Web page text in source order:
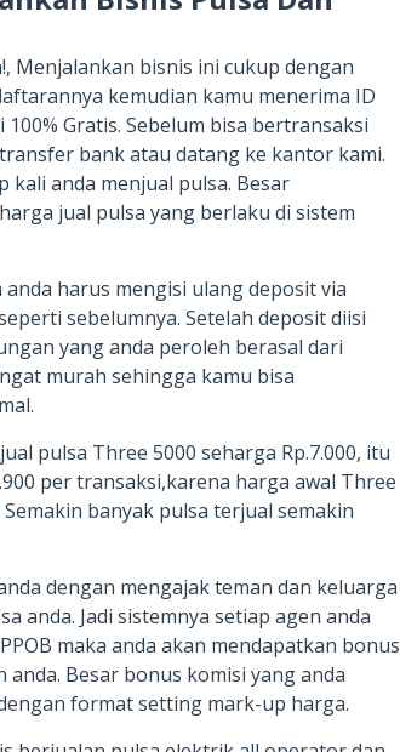
Menjalankan bisnis ini cukup dengan
kemudian kamu menerima ID
Gratis. Sebelum bisa bertransaksi
bank atau datang ke kantor kami.
kali anda menjual pulsa. Besar
jual pulsa yang berlaku di sistem
harus mengisi ulang deposit via
sebelumnya. Setelah deposit diisi
yang anda peroleh berasal dari
murah sehingga kamu bisa
pulsa Three 5000 seharga Rp.7.000, itu
per transaksi,karena harga awal Three
banyak pulsa terjual semakin
dengan mengajak teman dan keluarga
anda. Jadi sistemnya setiap agen anda
maka anda akan mendapatkan bonus
Besar bonus komisi yang anda
format setting mark-up harga.